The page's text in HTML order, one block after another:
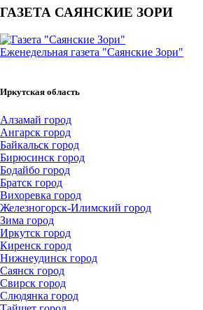
ГАЗЕТА САЯНСКИЕ ЗОРИ
Еженедельная газета "Саянские Зори"
Иркутская область
Алзамай город
Ангарск город
Байкальск город
Бирюсинск город
Бодайбо город
Братск город
Вихоревка город
Железногорск-Илимский город
Зима город
Иркутск город
Киренск город
Нижнеудинск город
Саянск город
Свирск город
Слюдянка город